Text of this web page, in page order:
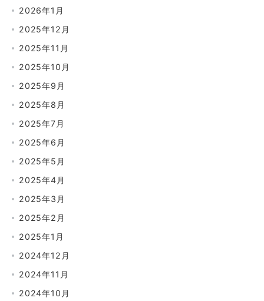
2026年1月
2025年12月
2025年11月
2025年10月
2025年9月
2025年8月
2025年7月
2025年6月
2025年5月
2025年4月
2025年3月
2025年2月
2025年1月
2024年12月
2024年11月
2024年10月